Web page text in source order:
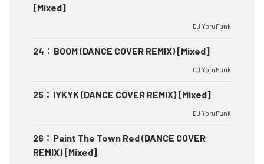
[Mixed]
DJ YoruFunk
24 ： BOOM (DANCE COVER REMIX) [Mixed]
DJ YoruFunk
25 ： IYKYK (DANCE COVER REMIX) [Mixed]
DJ YoruFunk
26 ： Paint The Town Red (DANCE COVER
REMIX) [Mixed]